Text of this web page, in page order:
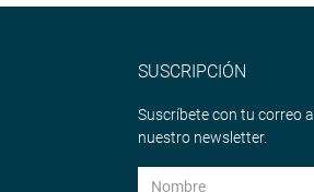
SUSCRIPCIÓN
Suscríbete con tu correo a
nuestro newsletter.